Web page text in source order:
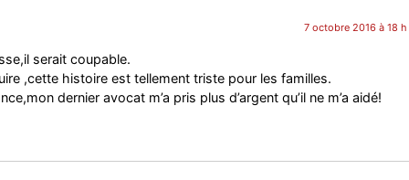
7 octobre 2016 à 18
serait coupable.
,cette histoire est tellement triste pour les familles.
dernier avocat m’a pris plus d’argent qu’il ne m’a aidé!